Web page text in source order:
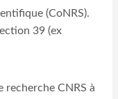
(CoNRS).
39 (ex
recherche CNRS à